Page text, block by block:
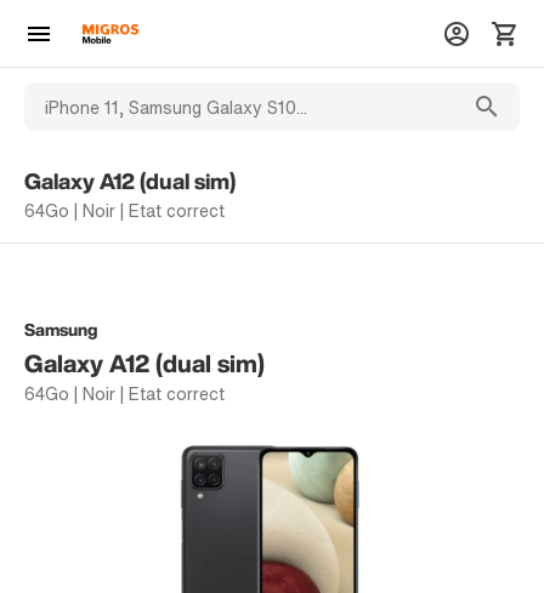
Galaxy A12 (dual sim)
64Go | Noir | Etat correct
Samsung
Galaxy A12 (dual sim)
64Go | Noir | Etat correct